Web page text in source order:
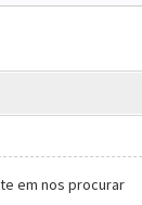
em nos procurar